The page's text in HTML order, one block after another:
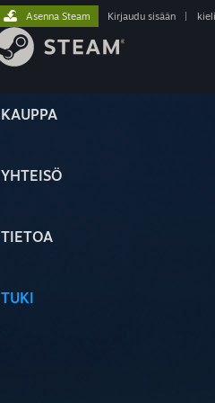
KAUPPA
YHTEISÖ
TIETOA
TUKI
Asenna Steam Kirjaudu sisään kieli